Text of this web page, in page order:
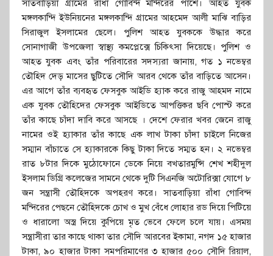
সাতবাড়িয়া গ্রামের রাঁধা গোবিন্দ মন্দিরের পাশে। আহত যুবক
মঙ্গলকান্দি ইউনিয়নের মঙ্গলকান্দি গ্রামের আহমেদ আলী মাঝি বাড়ির
সিরাজুল ইসলামের ছেলে। পুলিশ আহত যুবককে উদ্ধার করে
সোনাগাজী উপজেলা স্বাস্থ্য কমপ্লেক্সে চিকিৎসা দিয়েছে। পুলিশ ও
আহত যুবক এবং তাঁর পরিবারের সদস্যরা জানায়, গত ১ নভেম্বর
তৌহিদ দেড় মাসের ছুটিতে সৌদি আরব থেকে তাঁর বাড়িতে আসেন।
এর আগে তাঁর ব্যবহৃত ফেসবুক আইডি হ্যাক করে রাজু আহমদ নামে
এক যুবক তৌহিদের ফেসবুক আইডিতে আপত্তিকর ছবি পোস্ট করে
তাঁর কাছে চাঁদা দাবি করে আসছে । দেশে ফেরার খবর জেনে রাজু
নামের ওই হ্যাকার তাঁর কাছে এক লাখ টাকা চাঁদা চাইলে নিজের
সম্মান বাঁচাতে সে হ্যাকারকে কিছু টাকা দিতে সম্মত হন। ২ নভেম্বর
রাত ৮টার দিকে মুঠোফোনে ডেকে নিয়ে বখতারমুন্সি শেখ শহীদুল
ইসলাম ডিগ্রি কলেজের সামনে থেকে দুটি সিএনজি অটোরিক্সা যোগে ৮
জন সন্ত্রাসী তৌহিদকে অপহরণ করে। সাতবাড়িয়া রাঁধা গোবিন্দ
মন্দিরের পেছনে তৌহিদকে চোখ ও মুখ বেঁধে লোহার রড দিয়ে পিটিয়ে
ও ধারালো অস্ত্র দিয়ে কুপিয়ে মৃত ভেবে ফেলে চলে যায়। এসময়
সন্ত্রাসীরা তার কাছে থাকা তার সৌদি আরবের ইকামা, নগদ ১৫ হাজার
টাকা, ৯০ হাজার টাকা সমপরিমাণের ৩ হাজার ৫০০ সৌদি রিয়াল,